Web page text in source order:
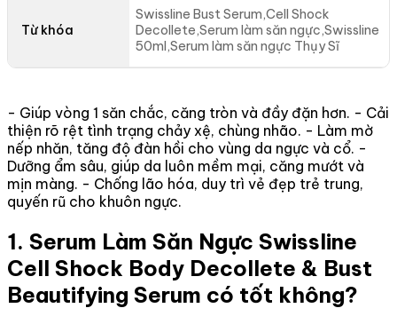
Từ khóa
Swissline Bust Serum,Cell Shock
Decollete,Serum làm săn ngực,Swissline
50ml,Serum làm săn ngực Thụy Sĩ
- Giúp vòng 1 săn chắc, căng tròn và đầy đặn hơn. - Cải
thiện rõ rệt tình trạng chảy xệ, chùng nhão. - Làm mờ
nếp nhăn, tăng độ đàn hồi cho vùng da ngực và cổ. -
Dưỡng ẩm sâu, giúp da luôn mềm mại, căng mướt và
mịn màng. - Chống lão hóa, duy trì vẻ đẹp trẻ trung,
quyến rũ cho khuôn ngực.
1. Serum Làm Săn Ngực Swissline
Cell Shock Body Decollete & Bust
Beautifying Serum có tốt không?